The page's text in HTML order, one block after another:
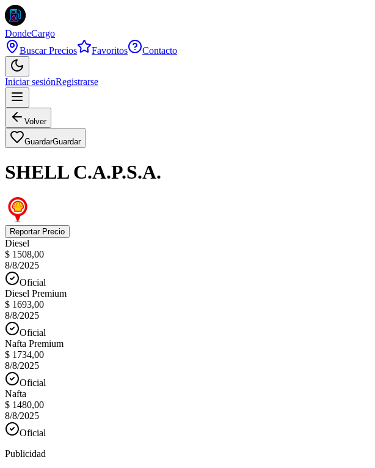
DondeCargo
Buscar Precios
Favoritos Contacto
Iniciar sesiónRegistrarse
Volver
GuardarGuardar
SHELL C.A.P.S.A.
Reportar Precio
Diesel
$ 1508,00
8/8/2025
Oficial
Diesel Premium
$ 1693,00
8/8/2025
Oficial
Nafta Premium
$ 1734,00
8/8/2025
Oficial
Nafta
$ 1480,00
8/8/2025
Oficial
Publicidad